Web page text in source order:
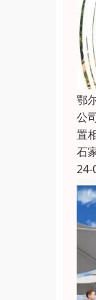
鄂
公
置
石
24-